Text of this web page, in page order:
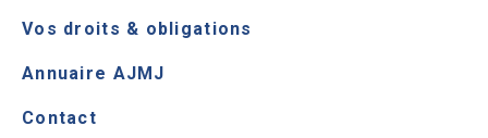
Vos droits & obligations
Annuaire AJMJ
Contact